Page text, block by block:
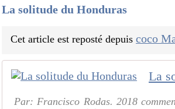
La solitude du Honduras
Cet article est reposté depuiscoco
La
Par: Francisco Rodas. 2018